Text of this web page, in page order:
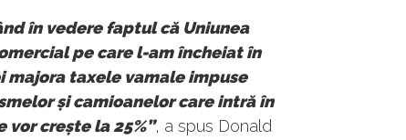
în vedere faptul că Uniunea
pe care l-am încheiat în
taxele vamale impuse
și camioanelor care intră în
crește la 25%”, a spus Donald